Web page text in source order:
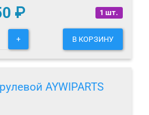
1 шт.
₽
+ В КОРЗИНУ
AYWIPARTS